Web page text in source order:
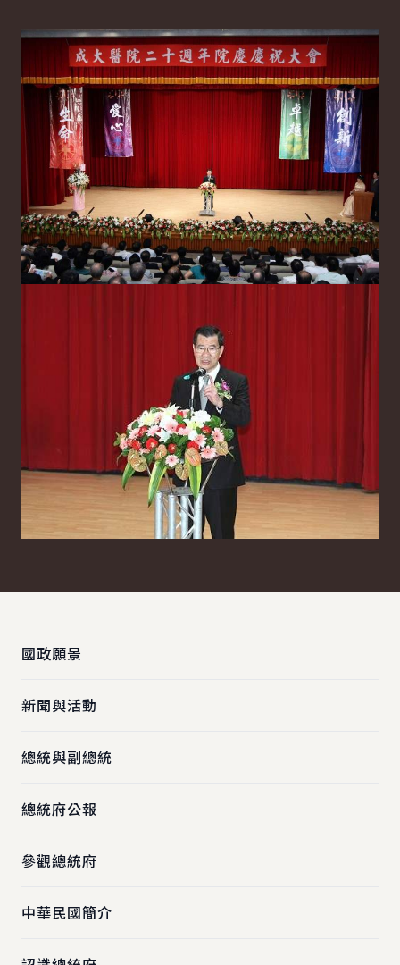
國政願景
新聞與活動
總統與副總統
總統府公報
參觀總統府
中華民國簡介